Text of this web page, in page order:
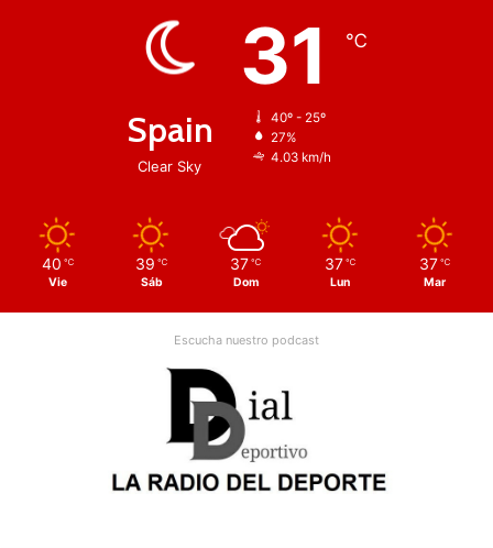
Spain
Clear Sky
31 ℃
40º - 25º
27%
4.03 km/h
40 ℃
Vie
39 ℃
Sáb
37 ℃
Dom
37 ℃
Lun
37 ℃
Mar
Escucha nuestro podcast